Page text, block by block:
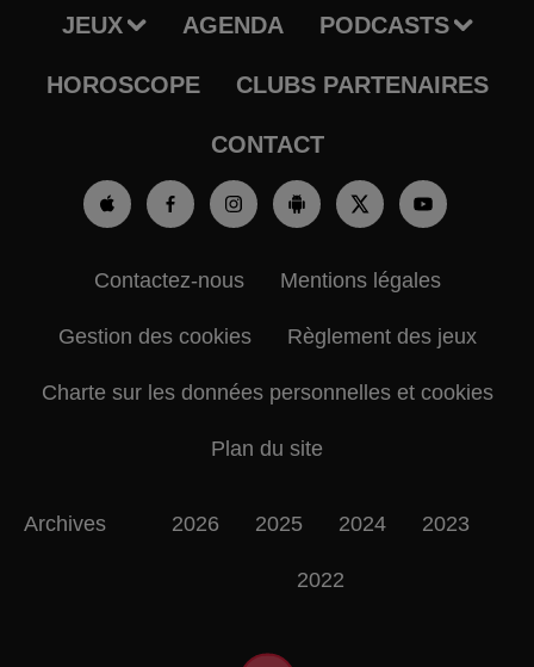
JEUX AGENDA PODCASTS
HOROSCOPE CLUBS PARTENAIRES
CONTACT
Contactez-nous Mentions légales
Gestion des cookies Règlement des jeux
Charte sur les données personnelles et cookies
Plan du site
Archives 2026 2025 2024 2023
2022